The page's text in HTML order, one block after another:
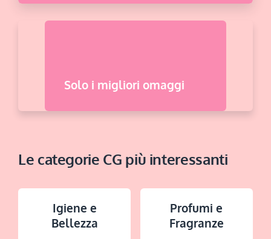
Solo i migliori omaggi
Le categorie CG più interessanti
Igiene e
Bellezza
Profumi e
Fragranze